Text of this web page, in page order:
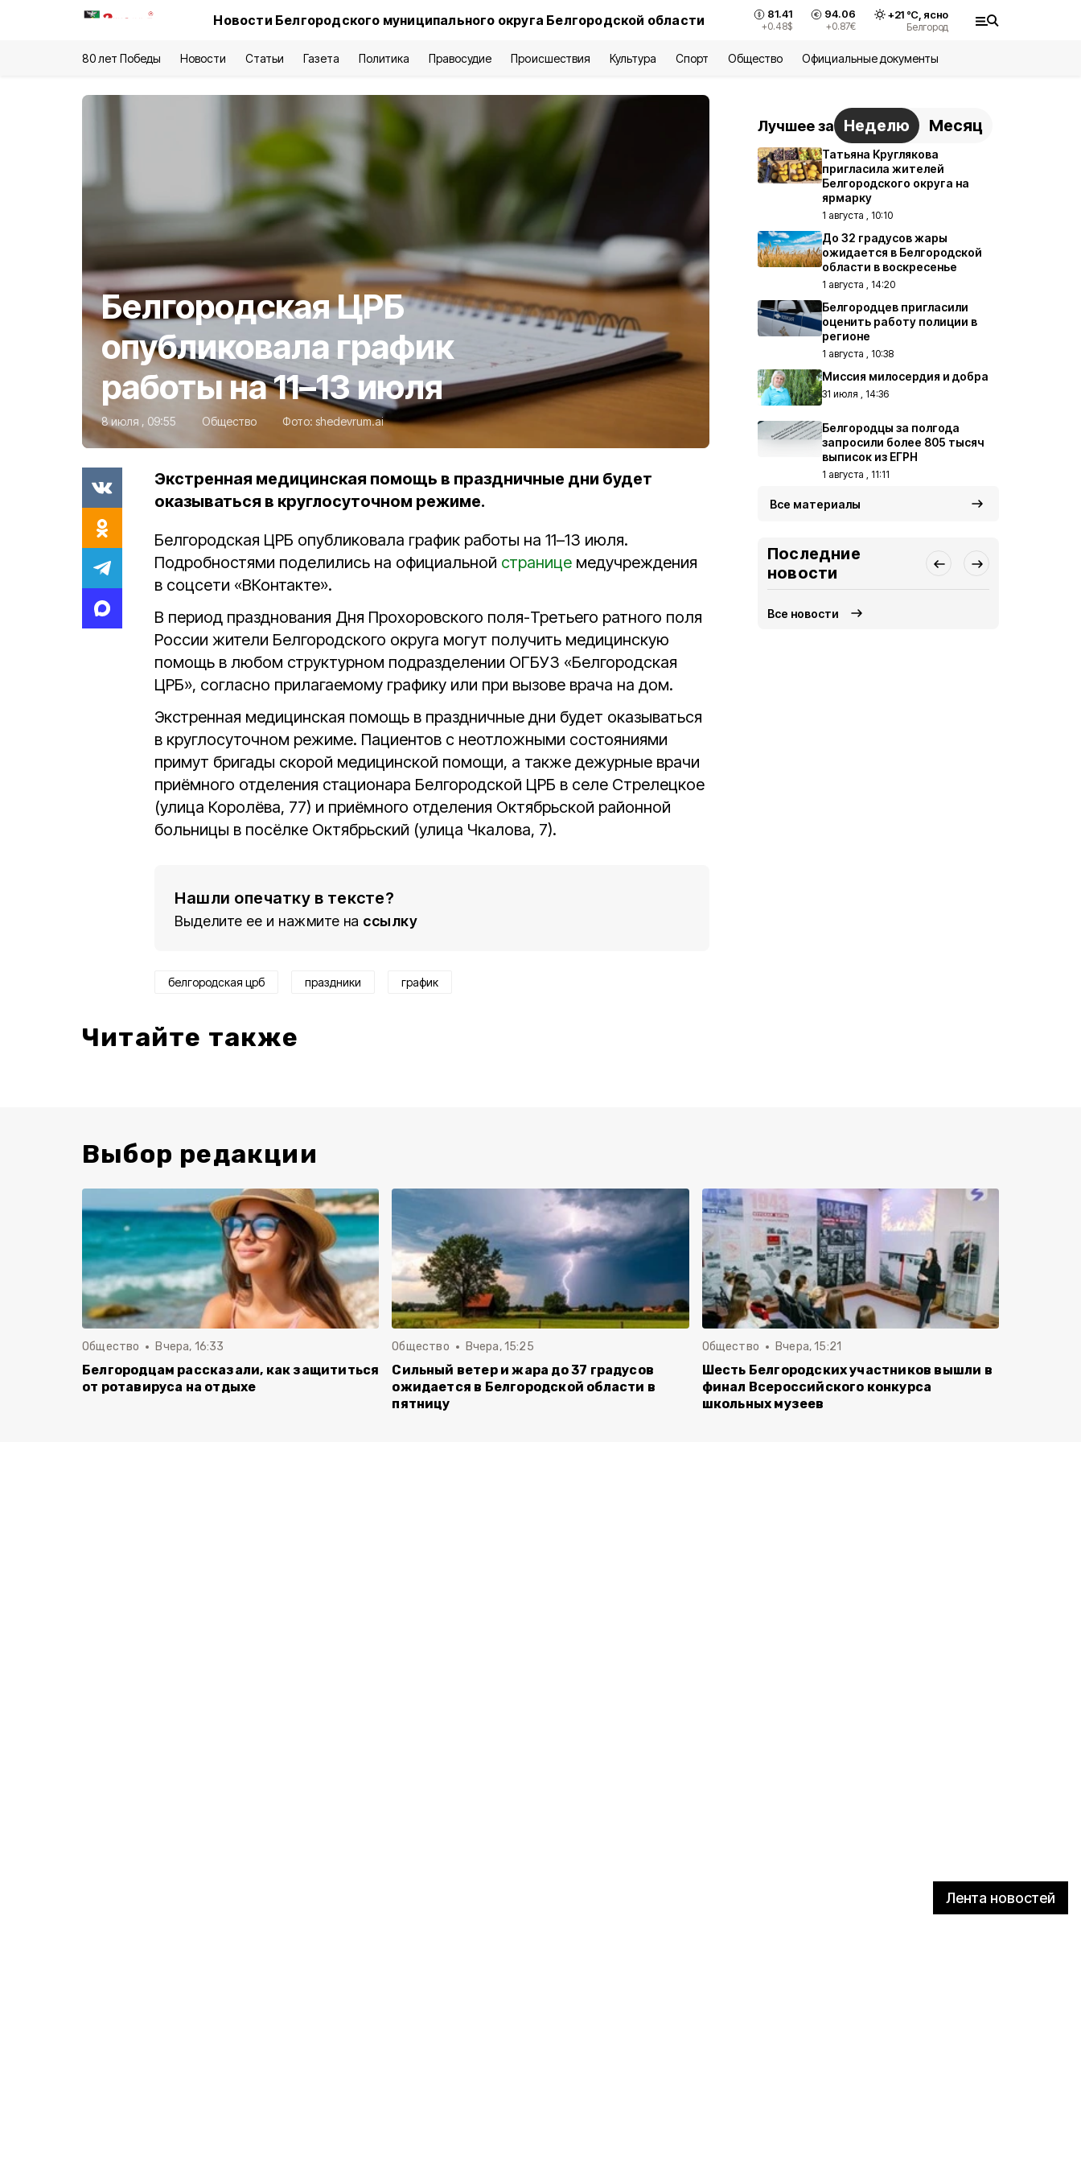
Новости Белгородского муниципального округа Белгородской области 81.41
+0.48$
94.06
+0.87€
+21°С, ясно
Белгород
80 лет Победы Новости Статьи Газета Политика Правосудие Происшествия Культура Спорт Общество Официальные документы
Лента новостей
Белгородская ЦРБ
опубликовала график
работы на 11–13 июля
8 июля , 09:55 Общество Фото: shedevrum.ai
Экстренная медицинская помощь в праздничные дни будет
оказываться в круглосуточном режиме.
Белгородская ЦРБ опубликовала график работы на 11–13 июля.
Подробностями поделились на официальной странице медучреждения
в соцсети «ВКонтакте».
В период празднования Дня Прохоровского поля-Третьего ратного поля
России жители Белгородского округа могут получить медицинскую
помощь в любом структурном подразделении ОГБУЗ «Белгородская
ЦРБ», согласно прилагаемому графику или при вызове врача на дом.
Экстренная медицинская помощь в праздничные дни будет оказываться
в круглосуточном режиме. Пациентов с неотложными состояниями
примут бригады скорой медицинской помощи, а также дежурные врачи
приёмного отделения стационара Белгородской ЦРБ в селе Стрелецкое
(улица Королёва, 77) и приёмного отделения Октябрьской районной
больницы в посёлке Октябрьский (улица Чкалова, 7).
Нашли опечатку в тексте?
Выделите ее и нажмите на ссылку
белгородская црб праздники график
Читайте также
Лучшее за Неделю Месяц
Татьяна Круглякова
пригласила жителей
Белгородского округа на
ярмарку
1 августа , 10:10
До 32 градусов жары
ожидается в Белгородской
области в воскресенье
1 августа , 14:20
Белгородцев пригласили
оценить работу полиции в
регионе
1 августа , 10:38
Миссия милосердия и добра
31 июля , 14:36
Белгородцы за полгода
запросили более 805 тысяч
выписок из ЕГРН
1 августа , 11:11
Все материалы
Последние
новости
Все новости
Выбор редакции
Общество Вчера, 16:33
Белгородцам рассказали, как защититься
от ротавируса на отдыхе
Общество Вчера, 15:25
Сильный ветер и жара до 37 градусов
ожидается в Белгородской области в
пятницу
Общество Вчера, 15:21
Шесть Белгородских участников вышли в
финал Всероссийского конкурса
школьных музеев